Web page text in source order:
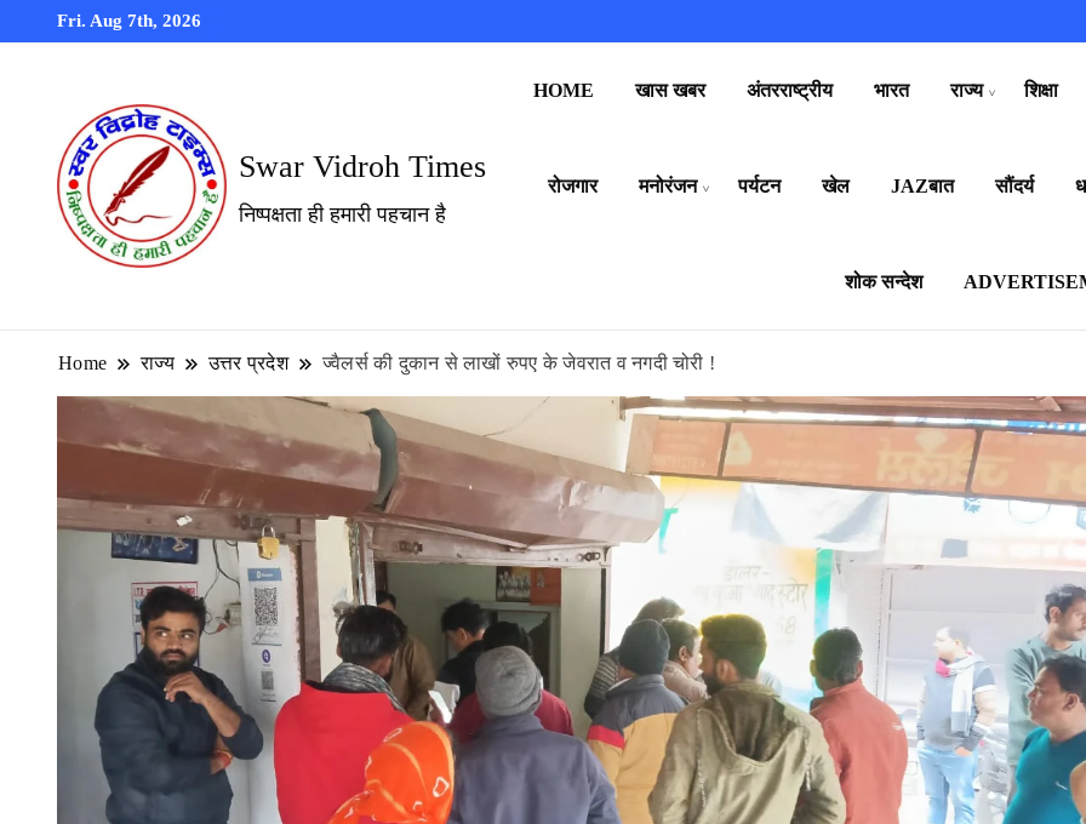
Fri. Aug 7th, 2026
Swar Vidroh Times
निष्पक्षता ही हमारी पहचान है
HOME खास खबर अंतरराष्ट्रीय भारत राज्य शिक्षा
रोजगार मनोरंजन पर्यटन खेल JAZबात सौंदर्य
शोक सन्देश
Home राज्य उत्तर प्रदेश ज्वैलर्स की दुकान से लाखों रुपए के जेवरात व नगदी चोरी !